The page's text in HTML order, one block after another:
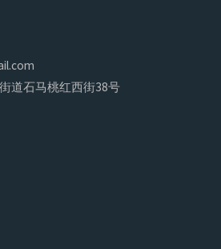
道石马桃红西街38号